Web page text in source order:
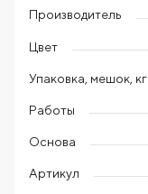
Производитель
Цвет
Упаковка, мешок, кг
Работы
Основа
Артикул